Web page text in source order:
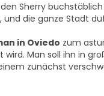
Sherry
und die ganze Stadt
in Oviedo zum
Man soll ihn in
zunächst